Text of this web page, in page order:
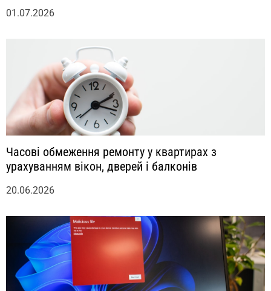
01.07.2026
Часові обмеження ремонту у квартирах з
урахуванням вікон, дверей і балконів
20.06.2026